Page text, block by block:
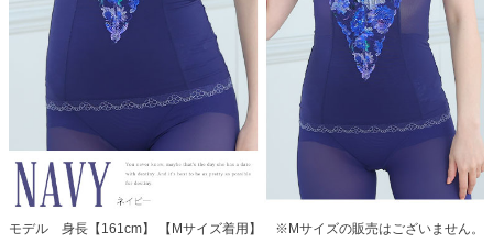
モデル 身長【161cm】 【Mサイズ着用】 ※Mサイズの販売はございません。